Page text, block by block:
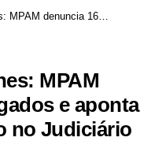
MPAM denuncia 16
MPAM
e aponta
no Judiciário